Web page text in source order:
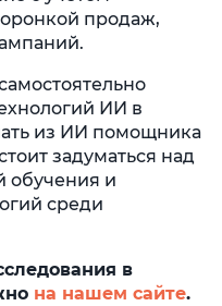
продаж,
ИИ в
из ИИ помощника
задуматься над
обучения и
среди
в
на нашем сайте.